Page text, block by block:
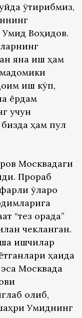
ўтирибмиз,
Умид Воҳидов.
яна иш ҳам
иш кўп,
ёрдам
учун
ҳам пул
Москвадаги
Прораб
ўлароқ
“тез орада”
чекланган.
ишчилар
ҳақида
Москвада
олиб,
Умиднинг